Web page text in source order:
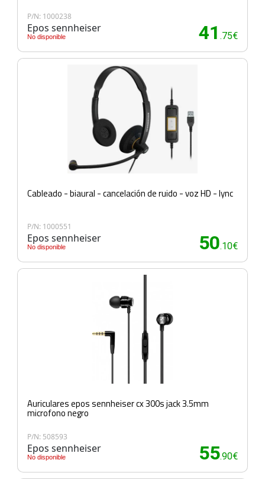
P/N: 1000238
Epos sennheiser
No disponible 41 .75€
Cableado - biaural - cancelación de ruido - voz HD - lync
P/N: 1000551
Epos sennheiser
No disponible 50.10€
Auriculares epos sennheiser cx 300s jack 3.5mm
microfono negro
P/N: 508593
Epos sennheiser
No disponible 55.90€